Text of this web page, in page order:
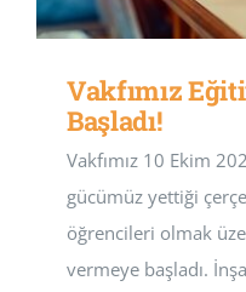
Vakfımız
Başladı!
Vakfımız 10 Ekim
gücümüz yettiği
öğrencileri olmak
vermeye başladı.